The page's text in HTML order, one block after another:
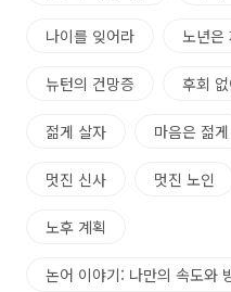
나이를 잊어라 노년은
뉴턴의 건망증 후회
젊게 살자 마음은 젊게
멋진 신사 멋진 노인
노후 계획
논어 이야기: 나만의 속도와